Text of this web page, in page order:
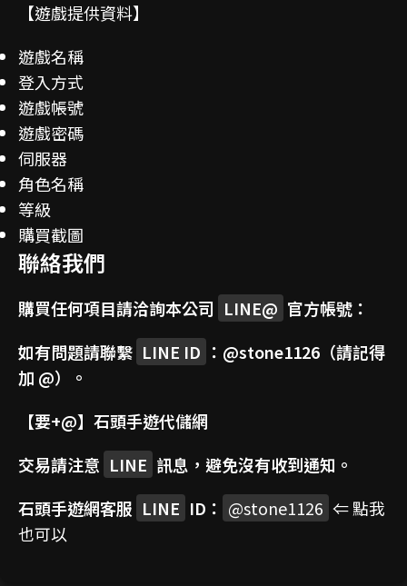
【遊戲提供資料】
遊戲名稱
登入方式
遊戲帳號
遊戲密碼
伺服器
角色名稱
等級
購買截圖
聯絡我們
購買任何項目請洽詢本公司 LINE@ 官方帳號：
如有問題請聯繫 LINE ID ： @stone1126 （請記得
加 @）。
【要+@】 石頭手遊代儲網
交易請注意 LINE 訊息，避免沒有收到通知。
石頭手遊網客服 LINE ID： @stone1126 ⇐ 點我
也可以